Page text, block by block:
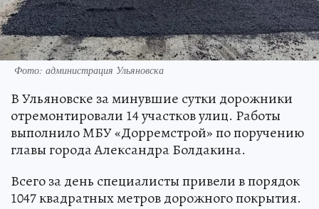
Фото: администрация Ульяновска
В Ульяновске за минувшие сутки дорожники
отремонтировали 14 участков улиц. Работы
выполнило МБУ «Дорремстрой» по поручению
главы города Александра Болдакина.
Всего за день специалисты привели в порядок
1047 квадратных метров дорожного покрытия.